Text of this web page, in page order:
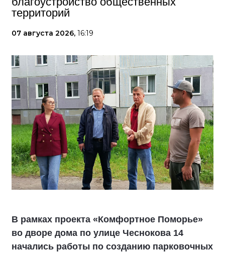
территорий
07 августа 2026, 16:19
В рамках проекта «Комфортное Поморье»
во дворе дома по улице Чеснокова 14
начались работы по созданию парковочных